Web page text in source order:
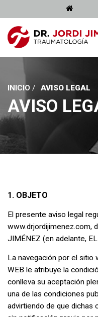
INICIO / AVISO LEGAL
AVISO
1. OBJETO
El presente aviso legal
www.drjordijimenez.com,
JIMÉNEZ (en adelante,
La navegación por el sitio
WEB le atribuye la
conlleva su aceptación
una de las condiciones
advirtiendo de que dichas